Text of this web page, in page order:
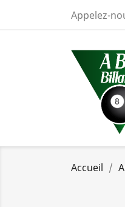
Appelez-
Accueil